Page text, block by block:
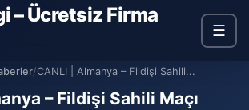
– Ücretsiz Firma
☰
/CANLI | Almanya – Fildişi Sahili...
– Fildişi Sahili Maçı